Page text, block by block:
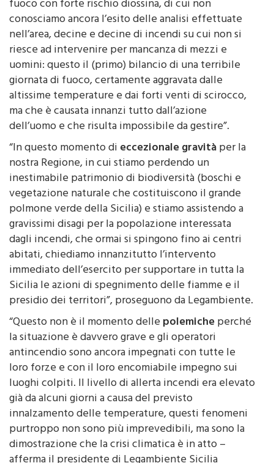
fuoco con forte rischio diossina, di cui non
conosciamo ancora l’esito delle analisi effettuate
nell’area, decine e decine di incendi su cui non si
riesce ad intervenire per mancanza di mezzi e
uomini: questo il (primo) bilancio di una terribile
giornata di fuoco, certamente aggravata dalle
altissime temperature e dai forti venti di scirocco,
ma che è causata innanzi tutto dall’azione
dell’uomo e che risulta impossibile da gestire”.
“In questo momento dieccezionale gravitàper la
nostra Regione, in cui stiamo perdendo un
inestimabile patrimonio di biodiversità (boschi e
vegetazione naturale che costituiscono il grande
polmone verde della Sicilia) e stiamo assistendo a
gravissimi disagi per la popolazione interessata
dagli incendi, che ormai si spingono fino ai centri
abitati, chiediamo innanzitutto l’intervento
immediato dell’esercito per supportare in tutta la
Sicilia le azioni di spegnimento delle fiamme e il
presidio dei territori”, proseguono da Legambiente.
“Questo non è il momento dellepolemicheperché
la situazione è davvero grave e gli operatori
antincendio sono ancora impegnati con tutte le
loro forze e con il loro encomiabile impegno sui
luoghi colpiti. Il livello di allerta incendi era elevato
già da alcuni giorni a causa del previsto
innalzamento delle temperature, questi fenomeni
purtroppo non sono più imprevedibili, ma sono la
dimostrazione che la crisi climatica è in atto –